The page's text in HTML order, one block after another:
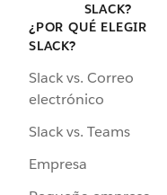
SLACK?
¿POR QUÉ ELEGIR
SLACK?
Slack vs. Correo
electrónico
Slack vs. Teams
Empresa